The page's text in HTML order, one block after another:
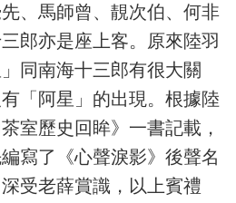
、馬師曾、靚次伯、何非
郎亦是座上客。原來陸羽
同南海十三郎有很大關
「阿星」的出現。根據陸
室歷史回眸》一書記載，
寫了《心聲淚影》後聲名
受老薛賞識，以上賓禮